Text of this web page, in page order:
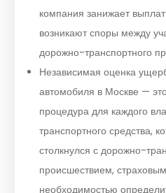
компания занижает
возникают споры между
дорожно-транспортного
Независимая оценка
автомобиля в Москве —
процедура для каждого
транспортного средства,
столкнулся с дорожно-
происшествием,
необходимостью